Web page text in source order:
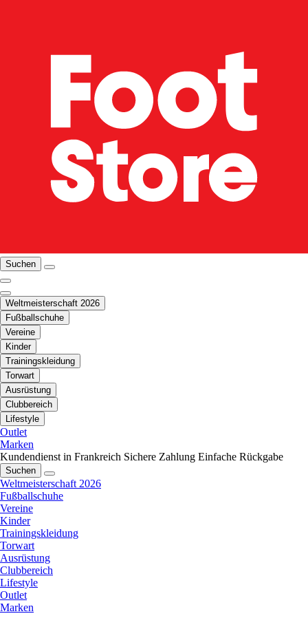
Suchen
Weltmeisterschaft 2026
Fußballschuhe
Vereine
Kinder
Trainingskleidung
Torwart
Ausrüstung
Clubbereich
Lifestyle
Outlet
Marken
Kundendienst in Frankreich Sichere Zahlung Einfache Rückgabe
Suchen
Weltmeisterschaft 2026
Fußballschuhe
Vereine
Kinder
Trainingskleidung
Torwart
Ausrüstung
Clubbereich
Lifestyle
Outlet
Marken